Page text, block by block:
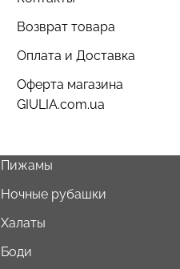
Возврат товара
Оплата и Доставка
Оферта магазина
GIULIA.com.ua
Пижамы
Ночные рубашки
Халаты
Боди
Топ на бретелях в рубчик
CAMI TOP RIB black
(черный) Giulia